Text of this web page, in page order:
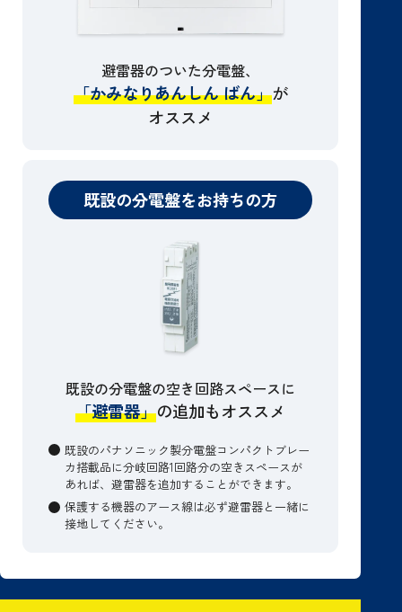
避雷器のついた分電盤、
「かみなりあんしん ばん」が
オススメ
既設の分電盤をお持ちの方
既設の分電盤の空き回路スペースに
「避雷器」の追加もオススメ
既設のパナソニック製分電盤コンパクトブレー
カ搭載品に分岐回路1回路分の空きスペースが
あれば、避雷器を追加することができます。
保護する機器のアース線は必ず避雷器と一緒に
接地してください。